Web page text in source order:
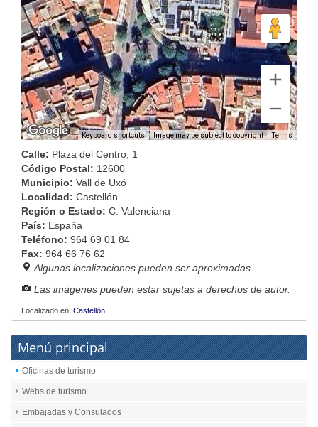
Keyboard shortcuts Image may be subject to copyright Terms
Calle: Plaza del Centro, 1
Código Postal: 12600
Municipio: Vall de Uxó
Localidad: Castellón
Región o Estado: C. Valenciana
País: España
Teléfono: 964 69 01 84
Fax: 964 66 76 62
Algunas localizaciones pueden ser aproximadas
Las imágenes pueden estar sujetas a derechos de autor.
Localizado en: Castellón
Menú principal
Oficinas de turismo
Webs de turismo
Embajadas y Consulados